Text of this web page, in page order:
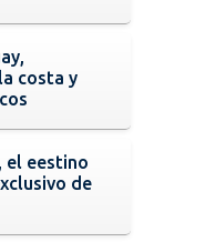
costa y
el eestino
de